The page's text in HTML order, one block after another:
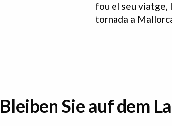
fou el seu viatge,
tornada a
Bleiben Sie auf dem